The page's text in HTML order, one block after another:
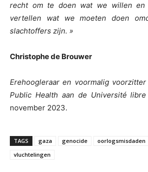
recht om te doen wat we willen en
vertellen wat we moeten doen
slachtoffers zijn. »
Christophe de Brouwer
Erehoogleraar en voormalig
Public Health aan de Université
november 2023.
TAGS gaza genocide oorlogsmisdaden
vluchtelingen